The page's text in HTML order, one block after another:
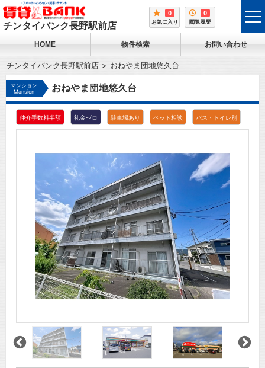
チンタイバンク長野駅前店
0
お気に入り
0
閲覧履歴
HOME 物件検索 お問い合わせ
チンタイバンク長野駅前店 おねやま団地悠久台
マンション
Mansion
おねやま団地悠久台
仲介手数料半額 礼金ゼロ 駐車場あり ペット相談 バス・トイレ別